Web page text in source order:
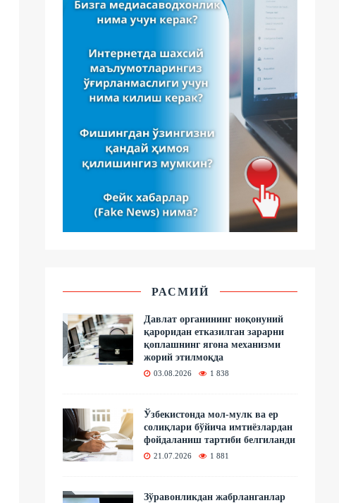
РАСМИЙ
Давлат органининг ноқонуний
қароридан етказилган зарарни
қоплашнинг ягона механизми
жорий этилмоқда
03.08.2026 1 838
Ўзбекистонда мол-мулк ва ер
солиқлари бўйича имтиёзлардан
фойдаланиш тартиби белгиланди
21.07.2026 1 881
Зўравонликдан жабрланганлар